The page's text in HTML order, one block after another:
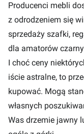
Producenci mebli
z odrodzeniem się
sprzedaży szafki,
dla amatorów
I choć ceny
iście astralne, to
kupować. Mogą
własnych
Was drzemie jawny